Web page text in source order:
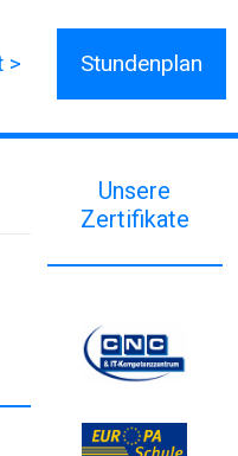
> Stundenplan
Unsere
Zertifikate